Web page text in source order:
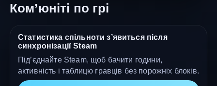
Ком’юніті по грі
Статистика спільноти з’явиться після
синхронізації Steam
Під’єднайте Steam, щоб бачити години,
активність і таблицю гравців без порожніх блоків.